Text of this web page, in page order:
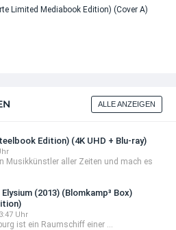
ALLE ANZEIGEN
Edition) (4K UHD + Blu-ray)
Musikkünstler aller Zeiten und mach es
(2013) (Blomkamp³ Box)
Uhr
ist ein Raumschiff einer ...